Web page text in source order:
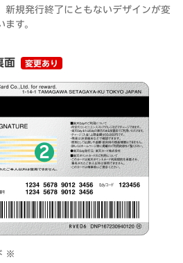
新規発行終了にともないデザインが変
す。
面 変更あり
※